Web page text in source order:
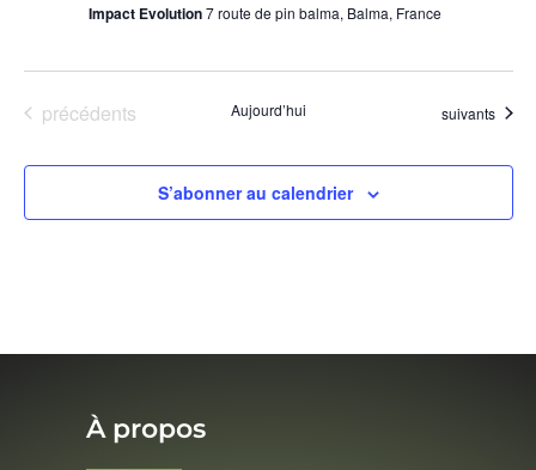
Impact Evolution7 route de pin balma, Balma, France
Évènements
précédents Aujourd’hui Évènements
suivants
S’abonner au calendrier
À propos